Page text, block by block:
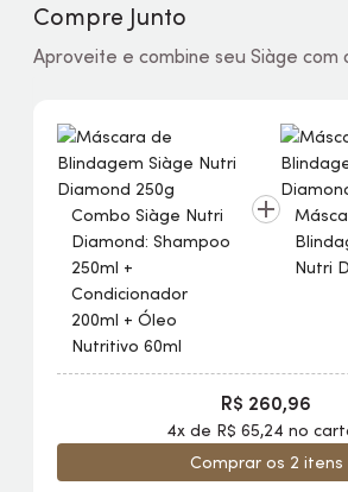
Compre Junto
Aproveite e combine seu Siàge com
Combo Siàge Nutri
Diamond: Shampoo
250ml +
Condicionador
200ml + Óleo
Nutritivo 60ml
Nutri
R$ 260,96
4x de R$ 65,24 no
Comprar os 2 itens